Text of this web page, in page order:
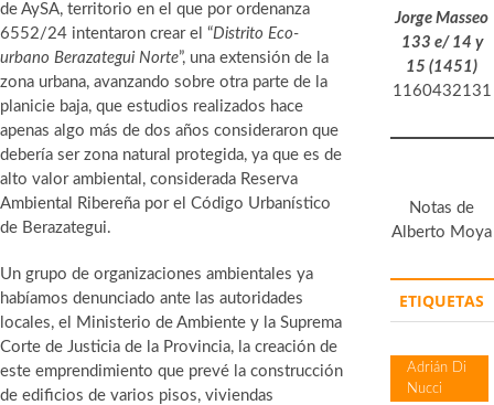
de AySA, territorio en el que por ordenanza
6552/24 intentaron crear el “Distrito Eco-
urbano Berazategui Norte”, una extensión de la
zona urbana, avanzando sobre otra parte de la
planicie baja, que estudios realizados hace
apenas algo más de dos años consideraron que
debería ser zona natural protegida, ya que es de
alto valor ambiental, considerada Reserva
Ambiental Ribereña por el Código Urbanístico
de Berazategui.
Un grupo de organizaciones ambientales ya
habíamos denunciado ante las autoridades
locales, el Ministerio de Ambiente y la Suprema
Corte de Justicia de la Provincia, la creación de
este emprendimiento que prevé la construcción
de edificios de varios pisos, viviendas
Jorge Masseo
133 e/ 14 y
15 (1451)
1160432131
Notas de
Alberto Moya
ETIQUETAS
Adrián Di
Nucci